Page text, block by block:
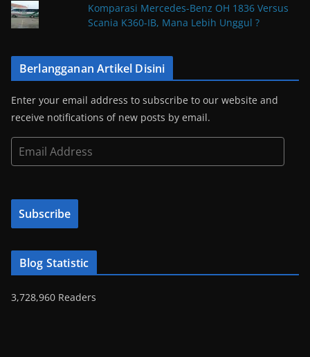
Komparasi Mercedes-Benz OH 1836 Versus
Scania K360-IB, Mana Lebih Unggul ?
Berlangganan Artikel Disini
Enter your email address to subscribe to our website and
receive notifications of new posts by email.
m
i
A
d
e
Subscribe
Blog Statistic
3,728,960 Readers